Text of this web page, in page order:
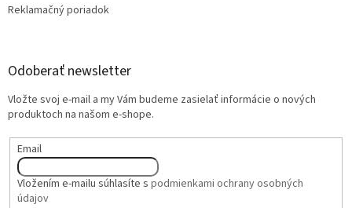
Reklamačný poriadok
Odoberať newsletter
Vložte svoj e-mail a my Vám budeme zasielať informácie o nových
produktoch na našom e-shope.
Email
Vložením e-mailu súhlasíte s podmienkami ochrany osobných
údajov